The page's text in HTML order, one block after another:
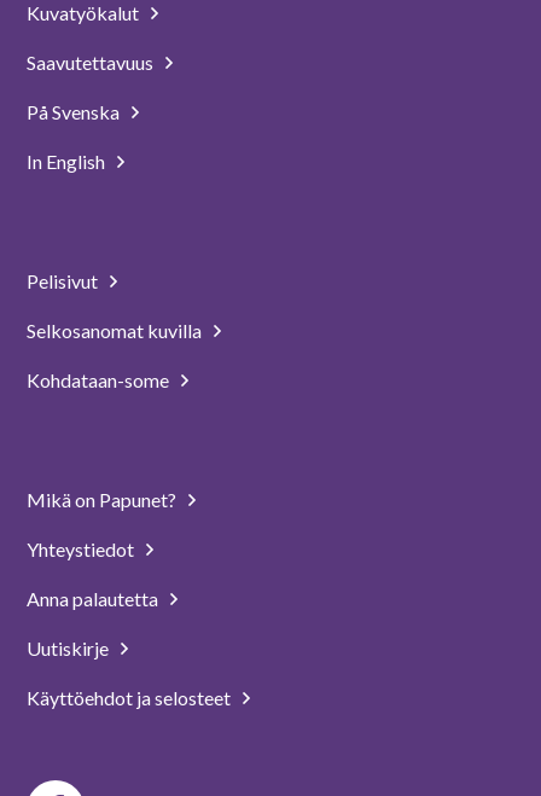
Kuvatyökalut
Saavutettavuus
På Svenska
In English
Pelisivut
Selkosanomat kuvilla
Kohdataan-some
Mikä on Papunet?
Yhteystiedot
Anna palautetta
Uutiskirje
Käyttöehdot ja selosteet